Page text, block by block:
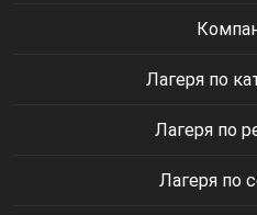
Лагеря по
Лагеря по
Лагеря по